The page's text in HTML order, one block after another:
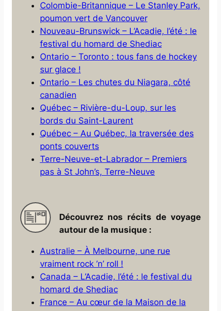
Colombie-Britannique – Le Stanley Park,
poumon vert de Vancouver
Nouveau-Brunswick – L’Acadie, l’été : le
festival du homard de Shediac
Ontario – Toronto : tous fans de hockey
sur glace !
Ontario – Les chutes du Niagara, côté
canadien
Québec – Rivière-du-Loup, sur les
bords du Saint-Laurent
Québec – Au Québec, la traversée des
ponts couverts
Terre-Neuve-et-Labrador – Premiers
pas à St John’s, Terre-Neuve
Découvrez nos récits de voyage
autour de la musique :
Australie – À Melbourne, une rue
vraiment rock ’n’ roll !
Canada – L’Acadie, l’été : le festival du
homard de Shediac
France – Au cœur de la Maison de la